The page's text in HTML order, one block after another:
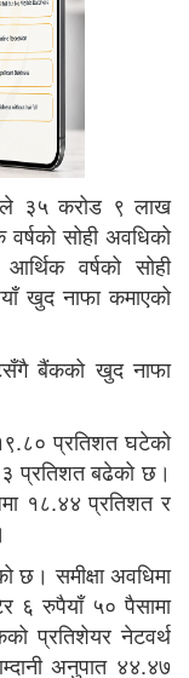
३५ करोड ९ लाख
सोही अवधिको
वर्षको सोही
खुद नाफा कमाएको
बैंकको खुद नाफा
प्रतिशत घटेको
प्रतिशत बढेको छ।
१८.४४ प्रतिशत र
छ। समीक्षा अवधिमा
६ रुपैयाँ ५० पैसामा
प्रतिशेयर नेटवर्थ
अनुपात ४४.४७